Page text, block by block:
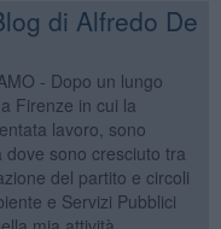
di Alfredo De
- Dopo un lungo
Firenze in cui la
lavoro, sono
sono cresciuto tra
del partito e circoli
e Servizi Pubblici